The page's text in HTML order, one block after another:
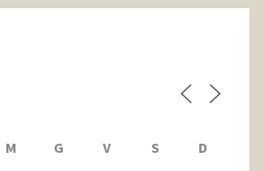
M G V S D